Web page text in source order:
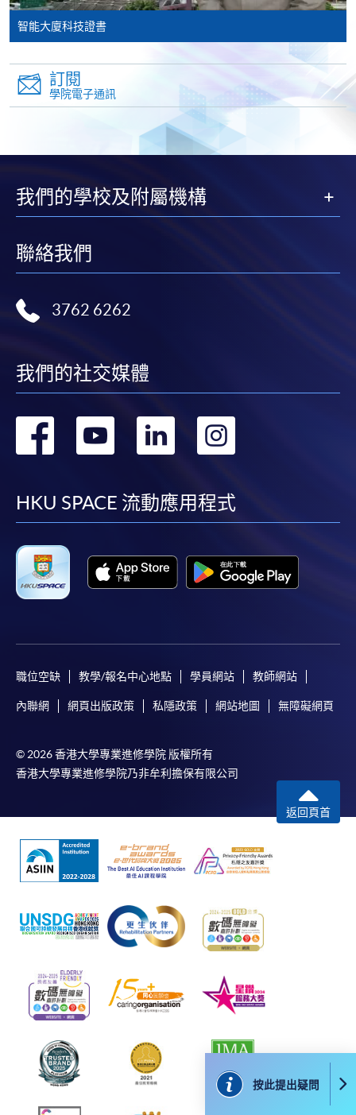
現時接受報名
日期 / 時間
逢周二、周四，7:00pm - 10:00pm
信支付」(Online WeChat Pay) 、「支付寶」(Online
Alipay) 或 「轉數快」(FPS) 繳付學費。
報讀新課程
申請人可按該課程網頁的右上角的
後按照指示填妥網上報名表格。
中指定所須文件(如學歷證明)。系統只支援doc,
docx, jpg 和pdf格式之附件。
繳交所需費用
繳費靈網上服務- 申請人須先開立繳費靈戶口及設
定繳費靈網上密碼。有關如何申請繳費靈戶口及密
碼，請瀏覽繳費靈網址
http://www.ppshk.com
Mastercard（包括「香港大學專業進修學院
Mastercard卡」）繳付學費。
*香港大學專業進修學院Mastercard卡持有人如欲享用十個
月免息分期付款優惠，必須親臨本學院設有報名服務的教
學中心作付款安排。
個別課程為須報讀同一學歷頒授課程及其他單元或繳
交下期學費的學員，提供網上服務，如學員就讀的課
程設有此服務，課程負責人會通知學員有關程序。
VISA 或 Mastercard、「微信支付」(Online WeChat
Pay) 、「支付寶」(Online Alipay) 或 「轉數快」(FPS)
報讀新課程
智能大廈科技證書
訂閱
學院電子通訊
按此提出疑問
折
我們的學校及附屬機構
聯絡我們
3762 6262
我們的社交媒體
轉
facebook
轉
youtube
轉
linkedin
HKU SPACE 流動應用程式
職位空缺 教學/報名中心地點 學員網站 教師網站
內聯網 網頁出版政策 私隱政策 網站地圖 無障礙網頁
© 2026 香港大學專業進修學院 版權所有
香港大學專業進修學院乃非牟利擔保有限公司
返回頁首